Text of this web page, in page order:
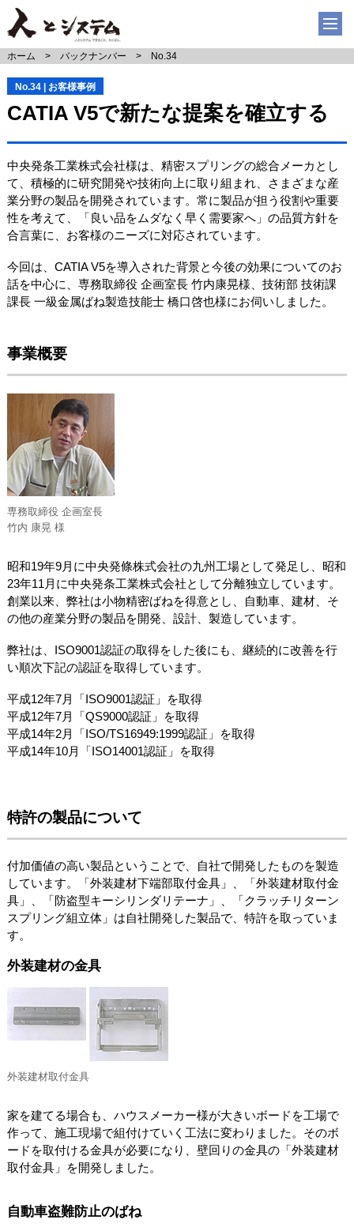
ホーム バックナンバー No.34
No.34 | お客様事例
CATIA V5で新たな提案を確立する
中央発条工業株式会社様は、精密スプリングの総合メーカとし
て、積極的に研究開発や技術向上に取り組まれ、さまざまな産
業分野の製品を開発されています。常に製品が担う役割や重要
性を考えて、「良い品をムダなく早く需要家へ」の品質方針を
合言葉に、お客様のニーズに対応されています。
今回は、CATIA V5を導入された背景と今後の効果についてのお
話を中心に、専務取締役 企画室長 竹内康晃様、技術部 技術課
課長 一級金属ばね製造技能士 橋口啓也様にお伺いしました。
事業概要
専務取締役 企画室長
竹内 康晃 様
昭和19年9月に中央発條株式会社の九州工場として発足し、昭和
23年11月に中央発条工業株式会社として分離独立しています。
創業以来、弊社は小物精密ばねを得意とし、自動車、建材、そ
の他の産業分野の製品を開発、設計、製造しています。
弊社は、ISO9001認証の取得をした後にも、継続的に改善を行
い順次下記の認証を取得しています。
平成12年7月「ISO9001認証」を取得
平成12年7月「QS9000認証」を取得
平成14年2月「ISO/TS16949:1999認証」を取得
平成14年10月「ISO14001認証」を取得
特許の製品について
付加価値の高い製品ということで、自社で開発したものを製造
しています。「外装建材下端部取付金具」、「外装建材取付金
具」、「防盗型キーシリンダリテーナ」、「クラッチリターン
スプリング組立体」は自社開発した製品で、特許を取っていま
す。
外装建材の金具
外装建材取付金具
家を建てる場合も、ハウスメーカー様が大きいボードを工場で
作って、施工現場で組付けていく工法に変わりました。そのボ
ードを取付ける金具が必要になり、壁回りの金具の「外装建材
取付金具」を開発しました。
自動車盗難防止のばね